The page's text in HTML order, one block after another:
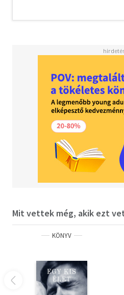
megpróbálja védelmébe venni
fontos neki az életben.
A Vétkek nagyszerűsége abban
komornak és nyomasztónak
után valahogy mégis
magunkat benne.
Kennedy rendkívül megrendítő
legapróbb mozzanatain
lehet egy zavaros történelmi
milyen az, amikor az erőszak
Mit vettek még, akik ezt
KÖNYV